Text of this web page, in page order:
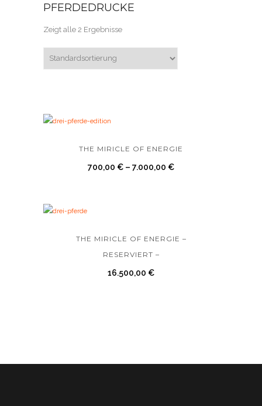
PFERDEDRUCKE
Zeigt alle 2 Ergebnisse
THE MIRICLE OF ENERGIE
700,00 € – 7.000,00 €
THE MIRICLE OF ENERGIE –
RESERVIERT –
16.500,00 €